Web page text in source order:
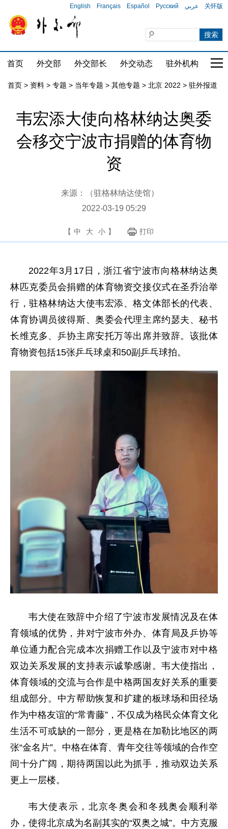
English Français Español Русский عربي 关怀版
首页 外交部 外交部长 外交动态 驻外机构 国
首页 > 资料 > 专题 > 当年专题 > 其他专题 > 北京 2022 > 驻外报道
韦宏添大使向格林纳达奥委
会移交宁波市捐赠的体育物
资
来源：（驻格林纳达使馆）
2022-03-19 05:29
【 中 大 小 】 打印
2022年3月17日，浙江省宁波市向格林纳达奥
林匹克委员会捐赠的体育物资交接仪式在圣乔治举
行，驻格林纳达大使韦宏添、格文体部长的代表、
体育协调员彼得斯、奥委会代理主席约瑟夫、秘书
长维克多、乒协主席安托万等出席并致辞。该批体
育物资包括15张乒乓球桌和50副乒乓球拍。
韦大使在致辞中介绍了宁波市发展情况及在体
育领域的优势，并对宁波市外办、体育局及乒协等
单位通力配合完成本次捐赠工作以及宁波市对中格
双边关系发展的支持表示诚挚感谢。韦大使指出，
体育领域的交流与合作是中格两国友好关系的重要
组成部分。中方帮助恢复和扩建的板球场和田径场
作为中格友谊的“常青藤”，不仅成为格民众体育文化
生活不可或缺的一部分，更是格在加勒比地区的两
张“金名片”。中格在体育、青年交往等领域的合作空
间十分广阔，期待两国以此为抓手，推动双边关系
更上一层楼。
韦大使表示，北京冬奥会和冬残奥会顺利举
办，使得北京成为名副其实的“双奥之城”。中方克服